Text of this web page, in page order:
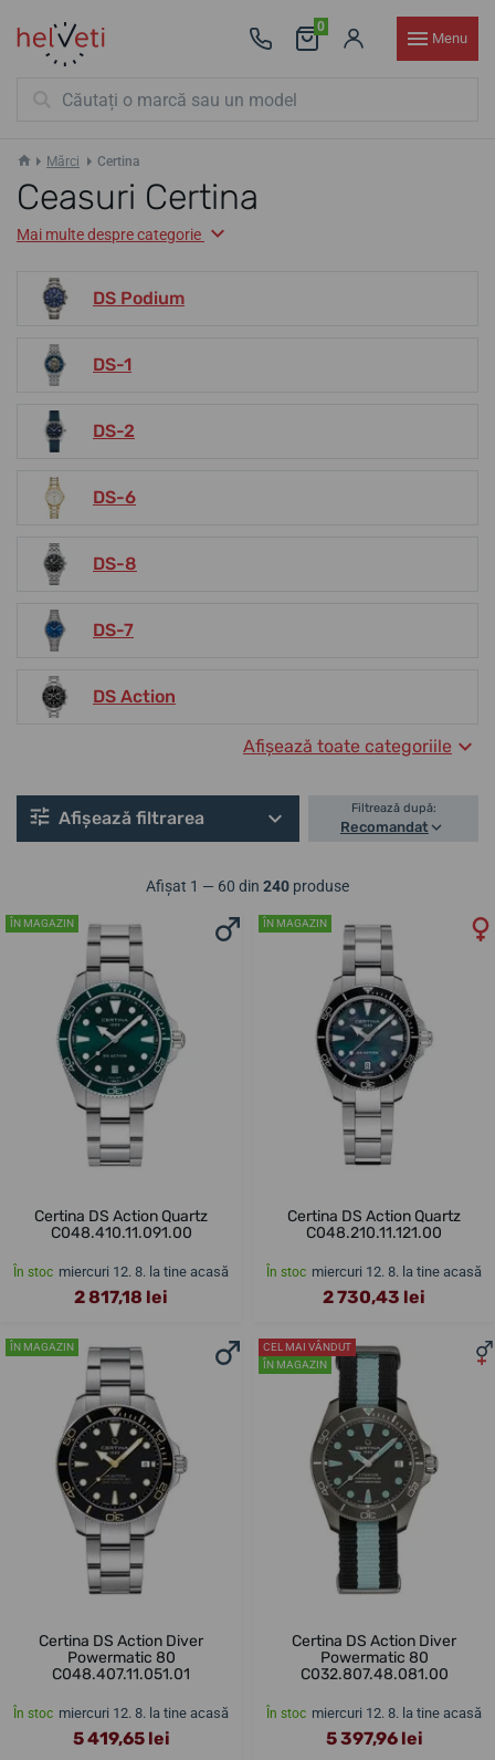
0
Menu
Mărci Certina
Ceasuri Certina
Mai multe despre categorie
DS Podium
DS-1
DS-2
DS-6
DS-8
DS-7
DS Action
Afișează toate categoriile
Afișează filtrarea Filtrează după:
Recomandat
Afișat 1 — 60 din 240 produse
ÎN MAGAZIN
Certina DS Action Quartz
C048.410.11.091.00
În stoc miercuri 12. 8. la tine acasă
2 817,18 lei
ÎN MAGAZIN
Certina DS Action Quartz
C048.210.11.121.00
În stoc miercuri 12. 8. la tine acasă
2 730,43 lei
ÎN MAGAZIN
Certina DS Action Diver
Powermatic 80
C048.407.11.051.01
În stoc miercuri 12. 8. la tine acasă
5 419,65 lei
CEL MAI VÂNDUT
ÎN MAGAZIN
Certina DS Action Diver
Powermatic 80
C032.807.48.081.00
În stoc miercuri 12. 8. la tine acasă
5 397,96 lei